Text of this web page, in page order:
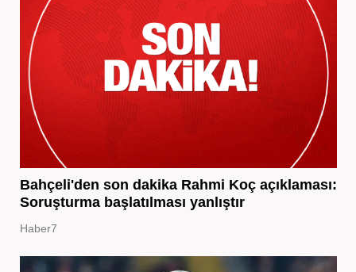
Bahçeli'den son dakika Rahmi Koç açıklaması:
Soruşturma başlatılması yanlıştır
Haber7